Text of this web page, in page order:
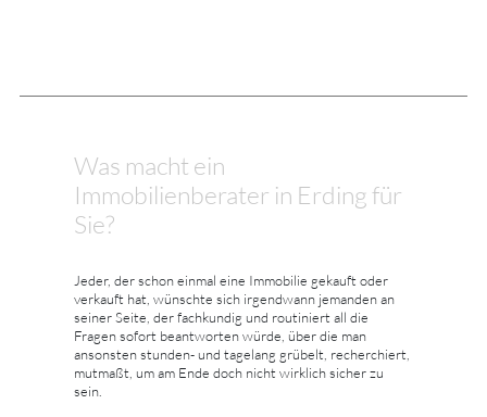
Was macht ein
Immobilienberater in Erding für
Sie?
Jeder, der schon einmal eine Immobilie gekauft oder
verkauft hat, wünschte sich irgendwann jemanden an
seiner Seite, der fachkundig und routiniert all die
Fragen sofort beantworten würde, über die man
ansonsten stunden- und tagelang grübelt, recherchiert,
mutmaßt, um am Ende doch nicht wirklich sicher zu
sein.